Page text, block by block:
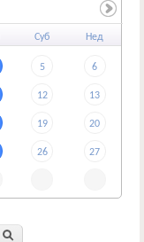
Суб Нед
5 6
12 13
19 20
26 27